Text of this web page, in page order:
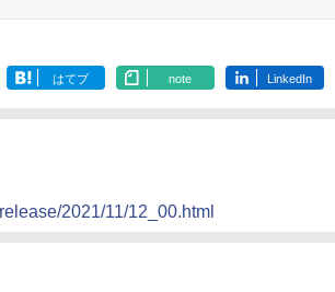
はてブ note LinkedIn
2021/11/12_00.html